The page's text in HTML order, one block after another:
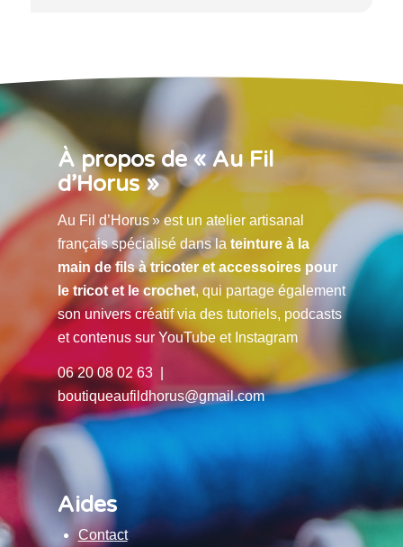
À propos de « Au Fil
d’Horus »
Au Fil d’Horus » est un atelier artisanal
français spécialisé dans la teinture à la
main de fils à tricoter et accessoires pour
le tricot et le crochet, qui partage également
son univers créatif via des tutoriels, podcasts
et contenus sur YouTube et Instagram
06 20 08 02 63 |
boutiqueaufildhorus@gmail.com
Aides
Contact